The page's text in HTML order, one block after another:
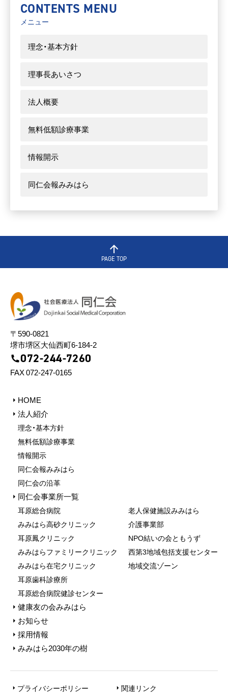
CONTENTS MENU
メニュー
理念・基本方針
理事長あいさつ
法人概要
無料低額診療事業
情報開示
同仁会報みみはら
PAGE TOP
〒590-0821
堺市堺区⼤仙⻄町6-184-2
072-244-7260
FAX 072-247-0165
HOME
法人紹介
理念・基本方針
無料低額診療事業
情報開⽰
同仁会報みみはら
同仁会の沿革
同仁会事業所一覧
⽿原総合病院
みみはら⾼砂クリニック
⽿原鳳クリニック
みみはらファミリークリニック
みみはら在宅クリニック
⽿原⻭科診療所
耳原総合病院健診センター
⽼⼈保健施設みみはら
介護事業部
NPO結いの会ともうず
⻄第3地域包括⽀援センター
地域交流ゾーン
健康友の会みみはら
お知らせ
採用情報
みみはら2030年の樹
プライバシーポリシー 関連リンク